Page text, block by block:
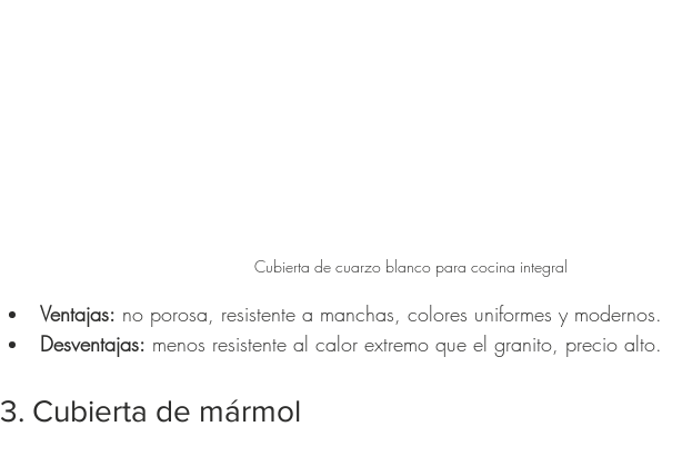
Cubierta de cuarzo blanco para cocina integral
Ventajas: no porosa, resistente a manchas, colores uniformes y modernos.
Desventajas: menos resistente al calor extremo que el granito, precio alto.
3. Cubierta de mármol